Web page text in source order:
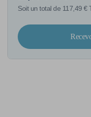
Soit un total de 117,49 €